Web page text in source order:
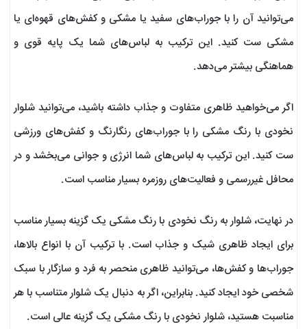
می‌توانید آن را با جوراب‌های سفید یا مشکی و کفش‌های قهوه‌ای یا
مشکی ست کنید. این ترکیب به لباس‌های شما یک پایه قوی و
هماهنگی بیشتر می‌دهد.
اگر می‌خواهید ظاهری متفاوت و جذاب داشته باشید، می‌توانید شلوار
نخودی با رنگ مشکی را با جوراب‌های رنگارنگ و کفش‌های ورزشی
ست کنید. این ترکیب به لباس‌های شما انرژی و جوانی می‌بخشد و در
محافل غیررسمی و فعالیت‌های روزمره بسیار مناسب است.
در نهایت، شلوار به رنگ نخودی با رنگ مشکی یک گزینه بسیار مناسب
برای ایجاد ظاهری شیک و جذاب است. با ترکیب آن با انواع بالاها،
جوراب‌ها و کفش‌ها، می‌توانید ظاهری منحصر به فرد و سازگار با سبک
شخصی خود ایجاد کنید. بنابراین، اگر به دنبال یک شلوار متناسب با هر
مناسبت هستید، شلوار نخودی با رنگ مشکی یک گزینه عالی است.